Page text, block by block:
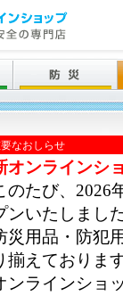
なおしらせ
オンラインシ
のたび、2026
ンいたしまし
災用品・防犯
揃えておりま
ンラインショ